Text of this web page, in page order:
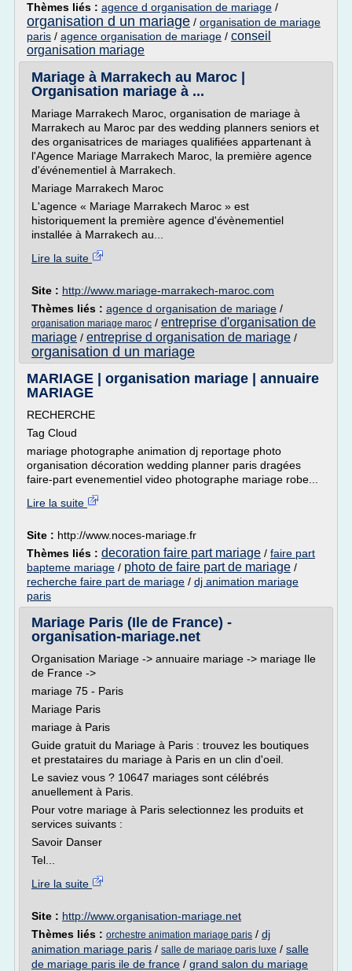
Thèmes liés : agence d organisation de mariage /
organisation d un mariage / organisation de mariage
paris / agence organisation de mariage / conseil
organisation mariage
Mariage à Marrakech au Maroc |
Organisation mariage à ...
Mariage Marrakech Maroc, organisation de mariage à
Marrakech au Maroc par des wedding planners seniors et
des organisatrices de mariages qualifiées appartenant à
l'Agence Mariage Marrakech Maroc, la première agence
d'événementiel à Marrakech.
Mariage Marrakech Maroc
L'agence « Mariage Marrakech Maroc » est
historiquement la première agence d'évènementiel
installée à Marrakech au...
Lire la suite
Site : http://www.mariage-marrakech-maroc.com
Thèmes liés : agence d organisation de mariage /
organisation mariage maroc / entreprise d'organisation de
mariage / entreprise d organisation de mariage /
organisation d un mariage
MARIAGE | organisation mariage | annuaire
MARIAGE
RECHERCHE
Tag Cloud
mariage photographe animation dj reportage photo
organisation décoration wedding planner paris dragées
faire-part evenementiel video photographe mariage robe...
Lire la suite
Site : http://www.noces-mariage.fr
Thèmes liés : decoration faire part mariage / faire part
bapteme mariage / photo de faire part de mariage /
recherche faire part de mariage / dj animation mariage
paris
Mariage Paris (Ile de France) -
organisation-mariage.net
Organisation Mariage -> annuaire mariage -> mariage Ile
de France ->
mariage 75 - Paris
Mariage Paris
mariage à Paris
Guide gratuit du Mariage à Paris : trouvez les boutiques
et prestataires du mariage à Paris en un clin d'oeil.
Le saviez vous ? 10647 mariages sont célébrés
anuellement à Paris.
Pour votre mariage à Paris selectionnez les produits et
services suivants :
Savoir Danser
Tel...
Lire la suite
Site : http://www.organisation-mariage.net
Thèmes liés : orchestre animation mariage paris / dj
animation mariage paris / salle de mariage paris luxe / salle
de mariage paris ile de france / grand salon du mariage